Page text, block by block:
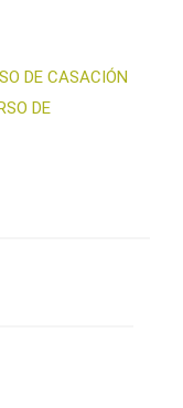
DE CASACIÓN
DE